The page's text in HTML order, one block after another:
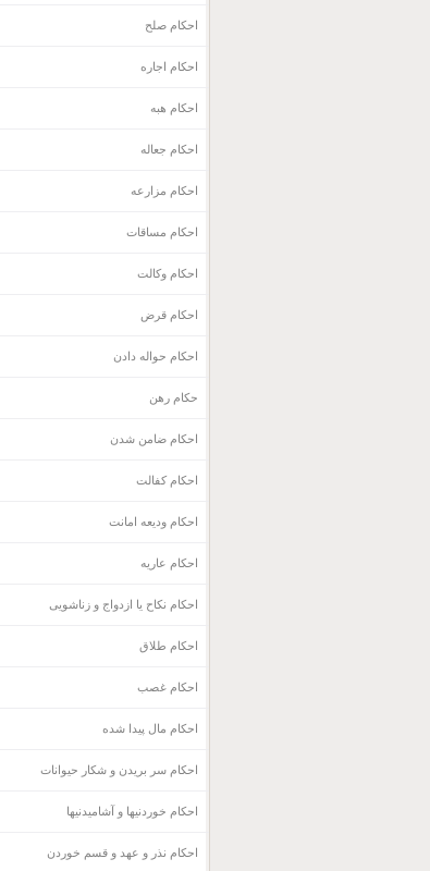
احکام صلح
احکام اجاره
احکام هبه
احکام جعاله
احکام مزارعه
احکام مساقات
احکام وکالت
احکام قرض
احکام حواله دادن
حکام رهن
احکام ضامن شدن
احکام کفالت
احکام ودیعه امانت
احکام عاریه
احکام نکاح یا ازدواج و زناشویی
احکام طلاق
احکام غصب
احکام مال پیدا شده
احکام سر بریدن و شکار حیوانات
احکام خوردنیها و آشامیدنیها
احکام نذر و عهد و قسم خوردن